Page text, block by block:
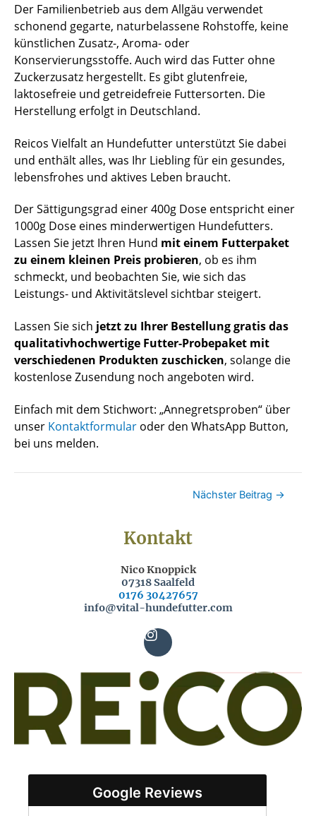
Der Familienbetrieb aus dem Allgäu verwendet
schonend gegarte, naturbelassene Rohstoffe, keine
künstlichen Zusatz-, Aroma- oder
Konservierungsstoffe. Auch wird das Futter ohne
Zuckerzusatz hergestellt. Es gibt glutenfreie,
laktosefreie und getreidefreie Futtersorten. Die
Herstellung erfolgt in Deutschland.
Reicos Vielfalt an Hundefutter unterstützt Sie dabei
und enthält alles, was Ihr Liebling für ein gesundes,
lebensfrohes und aktives Leben braucht.
Der Sättigungsgrad einer 400g Dose entspricht einer
1000g Dose eines minderwertigen Hundefutters.
Lassen Sie jetzt Ihren Hund mit einem Futterpaket
zu einem kleinen Preis probieren, ob es ihm
schmeckt, und beobachten Sie, wie sich das
Leistungs- und Aktivitätslevel sichtbar steigert.
Lassen Sie sich jetzt zu Ihrer Bestellung gratis das
qualitativhochwertige Futter-Probepaket mit
verschiedenen Produkten zuschicken, solange die
kostenlose Zusendung noch angeboten wird.
Einfach mit dem Stichwort: „Annegretsproben“ über
unser Kontaktformular oder den WhatsApp Button,
bei uns melden.
Nächster Beitrag →
Kontakt
Nico Knoppick
07318 Saalfeld
0176 30427657
info@vital-hundefutter.com
I
t
a
g
Google Reviews